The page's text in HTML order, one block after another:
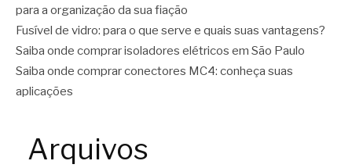
para a organização da sua fiação
Fusível de vidro: para o que serve e quais suas vantagens?
Saiba onde comprar isoladores elétricos em São Paulo
Saiba onde comprar conectores MC4: conheça suas
aplicações
Arquivos